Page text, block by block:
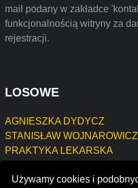
Używamy cookies i
mail podany w zakładce
funkcjonalnością witryny za
rejestracji.
LOSOWE
AGNIESZKA DYDYCZ
STANISŁAW
PRAKTYKA LEKARSKA
JAN CHODOROWICZ